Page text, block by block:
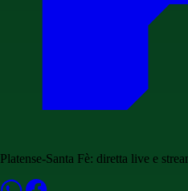
Platense-Santa Fè: diretta live e